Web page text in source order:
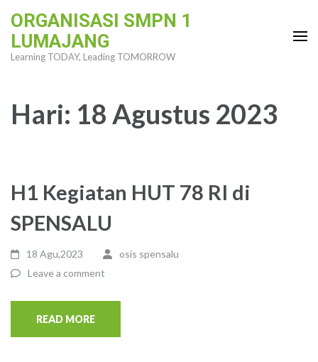
content
ORGANISASI SMPN 1
LUMAJANG
Learning TODAY, Leading TOMORROW
Hari: 18 Agustus 2023
H1 Kegiatan HUT 78 RI di
SPENSALU
18 Agu,2023
osis spensalu
Leave a comment
READ MORE